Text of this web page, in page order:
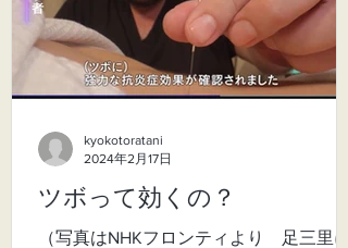
ツボって効くの？
（写真はNHKフロンティより 足三里に
kyokotoratani
2024年2月17日